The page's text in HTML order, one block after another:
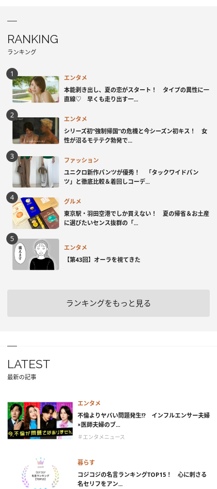
RANKING
ランキング
エンタメ
本能剥き出し、夏の恋がスタート！ タイプの異性に一
直線♡ 早くも走り出す一...
エンタメ
シリーズ初“強制帰国”の危機と今シーズン初キス！ 女
性が沼るモテテク勃発で...
ファッション
ユニクロ新作パンツが優秀！ 「タックワイドパン
ツ」と徹底比較＆着回しコーデ...
グルメ
東京駅・羽田空港でしか買えない！ 夏の帰省＆お土産
に選びたいセンス抜群の「...
エンタメ
【第43回】オーラを視てきた
ランキングをもっと見る
LATEST
最新の記事
エンタメ
不倫よりヤバい問題発生!? インフルエンサー夫婦
×医師夫婦のブ...
＃エンタメニュース
暮らす
コジコジの名言ランキングTOP15！ 心に刺さる
名セリフをアン...